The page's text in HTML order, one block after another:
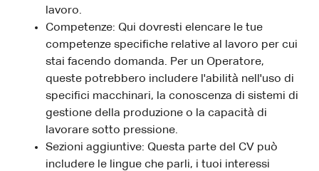
lavoro.
Competenze: Qui dovresti elencare le tue
competenze specifiche relative al lavoro per cui
stai facendo domanda. Per un Operatore,
queste potrebbero includere l'abilità nell'uso di
specifici macchinari, la conoscenza di sistemi di
gestione della produzione o la capacità di
lavorare sotto pressione.
Sezioni aggiuntive: Questa parte del CV può
includere le lingue che parli, i tuoi interessi